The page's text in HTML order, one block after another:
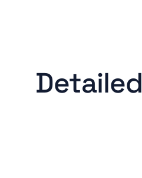
Detailed